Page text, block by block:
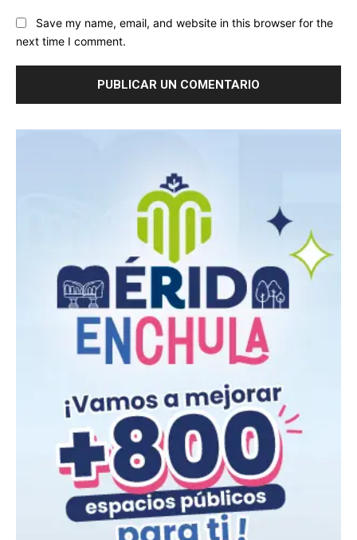
Save my name, email, and website in this browser for the
next time I comment.